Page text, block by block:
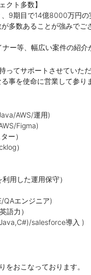
クト多数】
9期目で14億8000万円の
多数あることが強みでご
ー等、幅広い案件の紹介
ってサポートさせていた
事を使命に営業して参り
AWS/運用)
Figma)
ー）
）
用した運用保守）
QAエンジニア)
語力）
salesforce導入 )
おこなっております。